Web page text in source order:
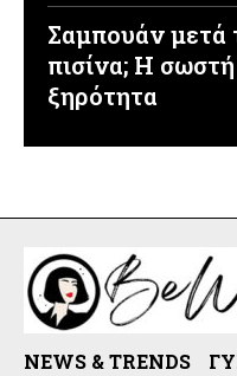
Σαμπουάν μετά
πισίνα; Η σωστή
ξηρότητα
NEWS & TRENDS